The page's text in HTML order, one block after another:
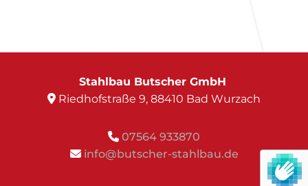
Stahlbau Butscher GmbH
 Riedhofstraße 9, 88410 Bad Wurzach
 07564 933870
 info@butscher-stahlbau.de